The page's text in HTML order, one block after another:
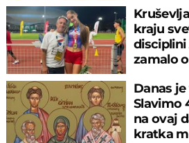
kraju
disciplini
zamalo
Danas
Slavimo
na ovaj
kratka